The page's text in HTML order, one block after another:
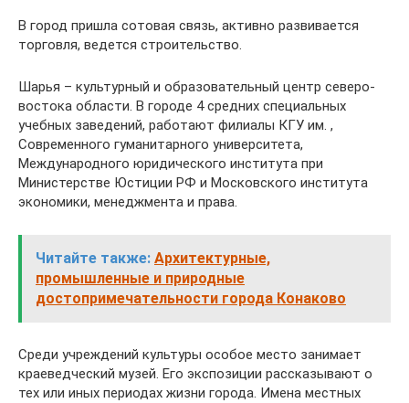
В город пришла сотовая связь, активно развивается
торговля, ведется строительство.
Шарья – культурный и образовательный центр северо-
востока области. В городе 4 средних специальных
учебных заведений, работают филиалы КГУ им. ,
Современного гуманитарного университета,
Международного юридического института при
Министерстве Юстиции РФ и Московского института
экономики, менеджмента и права.
Читайте также: Архитектурные,
промышленные и природные
достопримечательности города Конаково
Среди учреждений культуры особое место занимает
краеведческий музей. Его экспозиции рассказывают о
тех или иных периодах жизни города. Имена местных